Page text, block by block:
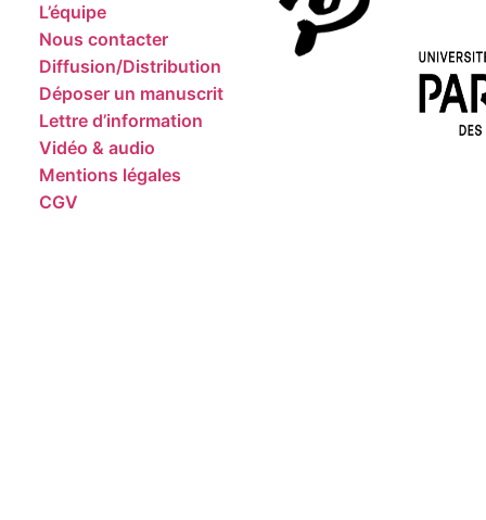
L’équipe
Nous contacter
Diffusion/Distribution
Déposer un manuscrit
Lettre d’information
Vidéo & audio
Mentions légales
CGV